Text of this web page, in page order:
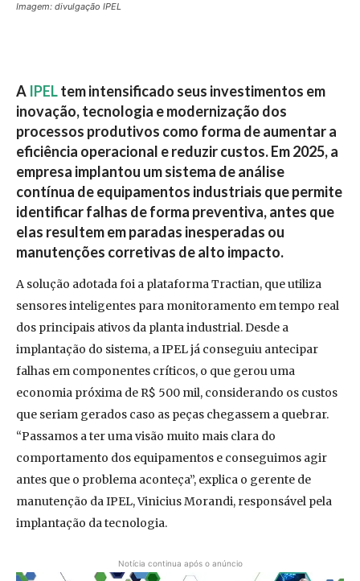
Imagem: divulgação IPEL
A IPELtem intensificado seus investimentos em
inovação, tecnologia e modernização dos
processos produtivos como forma de aumentar a
eficiência operacional e reduzir custos. Em 2025, a
empresa implantou um sistema de análise
contínua de equipamentos industriais que permite
identificar falhas de forma preventiva, antes que
elas resultem em paradas inesperadas ou
manutenções corretivas de alto impacto.
A solução adotada foi a plataforma Tractian, que utiliza
sensores inteligentes para monitoramento em tempo real
dos principais ativos da planta industrial. Desde a
implantação do sistema, a IPEL já conseguiu antecipar
falhas em componentes críticos, o que gerou uma
economia próxima de R$ 500 mil, considerando os custos
que seriam gerados caso as peças chegassem a quebrar.
“Passamos a ter uma visão muito mais clara do
comportamento dos equipamentos e conseguimos agir
antes que o problema aconteça”, explica o gerente de
manutenção da IPEL, Vinicius Morandi, responsável pela
implantação da tecnologia.
Notícia continua após o anúncio